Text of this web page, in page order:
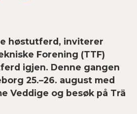
høstutferd, inviterer
Forening (TTF)
igjen. Denne gangen
25.–26. august med
Veddige og besøk på Trä